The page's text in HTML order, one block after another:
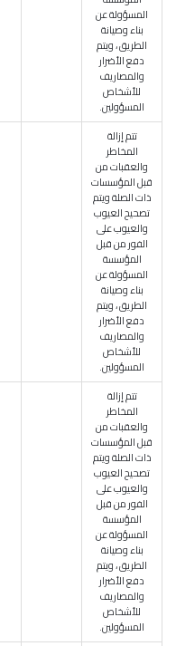
المسؤولة عن
بناء وصيانة
الطريق ، ويتم
دفع الأضرار
والمصاريف
للأشخاص
المسؤولين.
تتم إزالة
المخاطر
والعقبات من
قبل المؤسسات
ذات الصلة ويتم
تصحيح العيوب
والعيوب على
الفور من قبل
المؤسسة
المسؤولة عن
بناء وصيانة
الطريق ، ويتم
دفع الأضرار
والمصاريف
للأشخاص
المسؤولين.
تتم إزالة
المخاطر
والعقبات من
قبل المؤسسات
ذات الصلة ويتم
تصحيح العيوب
والعيوب على
الفور من قبل
المؤسسة
المسؤولة عن
بناء وصيانة
الطريق ، ويتم
دفع الأضرار
والمصاريف
للأشخاص
المسؤولين.